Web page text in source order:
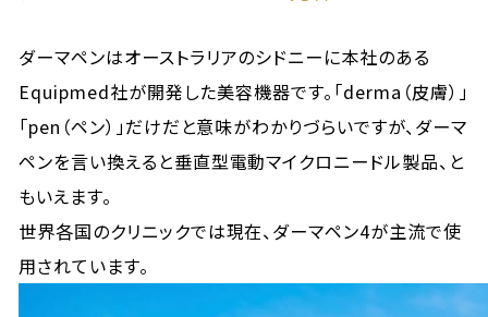
ダーマペンはオーストラリアのシドニーに本社のある
Equipmed社が開発した美容機器です。「derma（皮膚）」
「pen（ペン）」だけだと意味がわかりづらいですが、ダーマ
ペンを言い換えると垂直型電動マイクロニードル製品、と
もいえます。
世界各国のクリニックでは現在、ダーマペン4が主流で使
用されています。